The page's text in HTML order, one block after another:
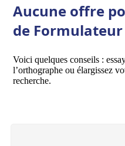
Aucune offre
de Formulateur
Voici quelques conseils :
l’orthographe ou élargissez
recherche.